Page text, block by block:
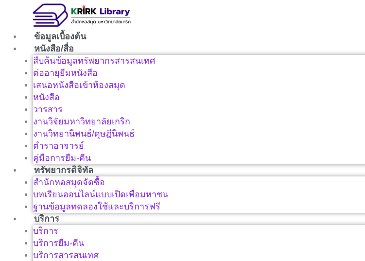
ข้อมูลเบื้องต้น
หนังสือ/สื่อ
สืบค้นข้อมูลทรัพยากรสารสนเทศ
ต่ออายุยืมหนังสือ
เสนอหนังสือเข้าห้องสมุด
หนังสือ
วารสาร
งานวิจัยมหาวิทยาลัยเกริก
งานวิทยานิพนธ์/ดุษฎีนิพนธ์
ตำราอาจารย์
คู่มือการยืม-คืน
ทรัพยากรดิจิทัล
สำนักหอสมุดจัดซื้อ
บทเรียนออนไลน์แบบเปิดเพื่อมหาชน
ฐานข้อมูลทดลองใช้และบริการฟรี
บริการ
บริการ
บริการยืม-คืน
บริการสารสนเทศ